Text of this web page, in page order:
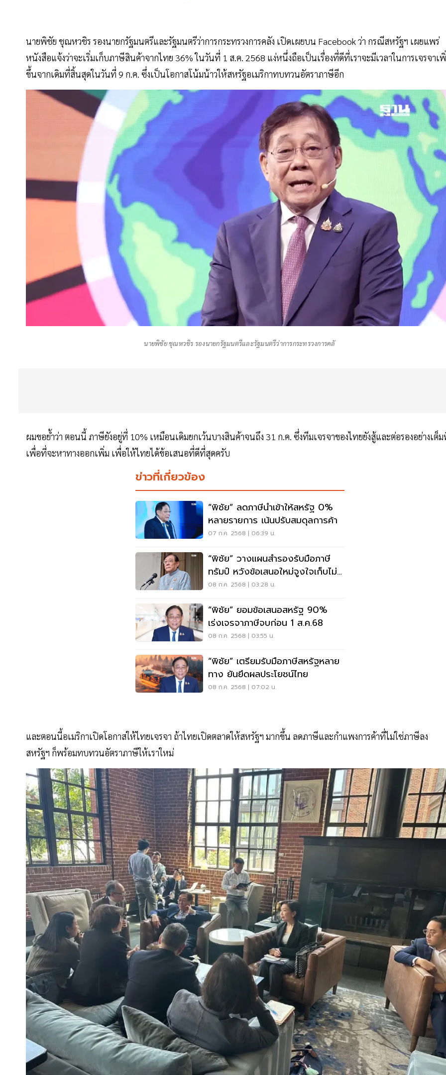
นายพิชัย ชุณหวชิร รองนายกรัฐมนตรีและรัฐมนตรีว่าการกระทรวงการคลัง เปิดเผยบน Facebook ว่า กรณีสหรัฐฯ เผยแพร่
หนังสือแจ้งว่าจะเริ่มเก็บภาษีสินค้าจากไทย 36% ในวันที่ 1 ส.ค. 2568 แง่หนึ่งถือเป็นเรื่องที่ดีที่เราจะมีเวลาในการเจรจาเ
ขึ้นจากเดิมที่สิ้นสุดในวันที่ 9 ก.ค. ซึ่งเป็นโอกาสโน้มน้าวให้สหรัฐอเมริกาทบทวนอัตราภาษีอีก
นายพิชัย ชุณหวชิร รองนายกรัฐมนตรีและรัฐมนตรีว่าการกระทรวงการคลั
ผมขอย้ำว่า ตอนนี้ ภาษียังอยู่ที่ 10% เหมือนเดิมยกเว้นบางสินค้าจนถึง 31 ก.ค. ซึ่งทีมเจรจาของไทยยังสู้และต่อรองอย่างเต็
เพื่อที่จะหาทางออกเพิ่ม เพื่อให้ไทยได้ข้อเสนอที่ดีที่สุดครับ
ข่าวที่เกี่ยวข้อง
“พิชัย” ลดภาษีนำเข้าให้สหรัฐ 0%
หลายรายการ เน้นปรับสมดุลการค้า
07 ก.ค. 2568 | 06:39 น.
“พิชัย” วางแผนสำรองรับมือภาษี
ทรัมป์ หวังข้อเสนอใหม่จูงใจเก็บไม่
ถึง 36%
08 ก.ค. 2568 | 03:28 น.
“พิชัย” ยอมข้อเสนอสหรัฐ 90%
เร่งเจรจาภาษีจบก่อน 1 ส.ค.68
08 ก.ค. 2568 | 03:55 น.
“พิชัย” เตรียมรับมือภาษีสหรัฐหลาย
ทาง ยันยึดผลประโยชน์ไทย
08 ก.ค. 2568 | 07:02 น.
และตอนนี้อเมริกาเปิดโอกาสให้ไทยเจรจา ถ้าไทยเปิดตลาดให้สหรัฐฯ มากขึ้น ลดภาษีและกำแพงการค้าที่ไม่ใช่ภาษีลง
สหรัฐฯ ก็พร้อมทบทวนอัตราภาษีให้เราใหม่